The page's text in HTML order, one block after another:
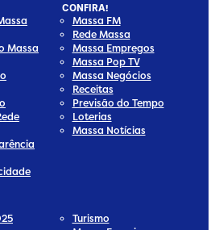
Massa
CONFIRA!
Massa FM
Rede Massa
Massa Empregos
Massa Pop TV
Massa Negócios
Receitas
Previsão do Tempo
Loterias
Massa Notícias
Turismo